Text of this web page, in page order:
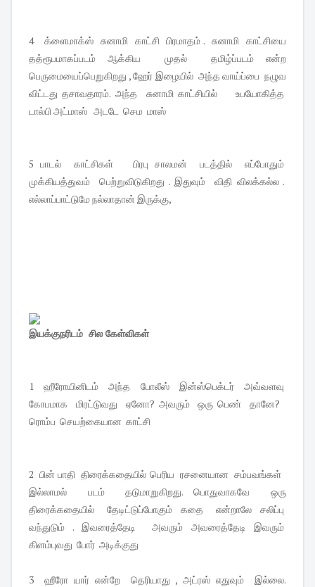
4 க்ளைமாக்ஸ் சுனாமி காட்சி பிரமாதம் . சுனாமி காட்சியை
தத்ரூபமாகப்படம் ஆக்கிய முதல் தமிழ்ப்படம் என்ற
பெருமையைப்பெறுகிறது , ஹேர் இழையில் அந்த வாய்ப்பை நழுவ
விட்டது தசாவதாரம். அந்த சுனாமி காட்சியில் உபயோகித்த
டால்பி அட்மாஸ் அடடே செம மாஸ்
5 பாடல் காட்சிகள் பிரபு சாலமன் படத்தில் எப்போதும்
முக்கியத்துவம் பெற்றுவிடுகிறது . இதுவும் விதி விலக்கல்ல .
எல்லாப்பாட்டுமே நல்லாதான் இருக்கு,
இயக்குநரிடம் சில கேள்விகள்
1 ஹீரோயினிடம் அந்த போலீஸ் இன்ஸ்பெக்டர் அவ்வளவு
கோபமாக மிரட்டுவது ஏனோ? அவரும் ஒரு பெண் தானே?
ரொம்ப செயற்கையான காட்சி
2 பின் பாதி திரைக்கதையில் பெரிய ரசனையான சம்பவங்கள்
இல்லாமல் படம் தடுமாறுகிறது. பொதுவாகவே ஒரு
திரைக்கதையில் தேடிட்டுப்போகும் கதை என்றாலே சலிப்பு
வந்துடும் . இவரைத்தேடி அவரும் அவரைத்தேடி இவரும்
கிளம்புவது போர் அடிக்குது
3 ஹீரோ யார் என்றே தெரியாது , அட்ரஸ் எதுவும் இல்லை.